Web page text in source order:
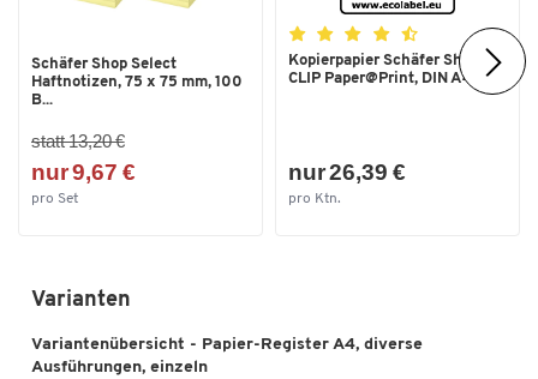
Schäfer Shop Select
Haftnotizen, 75 x 75 mm, 100
B...
statt 13,20 €
nur 9,67 €
pro Set
Kopierpapier Schäfer Shop
CLIP Paper@Print, DIN A4...
nur 26,39 €
pro Ktn.
Varianten
Variantenübersicht - Papier-Register A4, diverse
Ausführungen, einzeln